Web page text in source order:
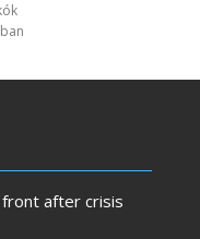
after crisis